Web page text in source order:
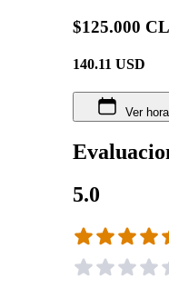
$125.000
140.11 USD
Ver
5.0